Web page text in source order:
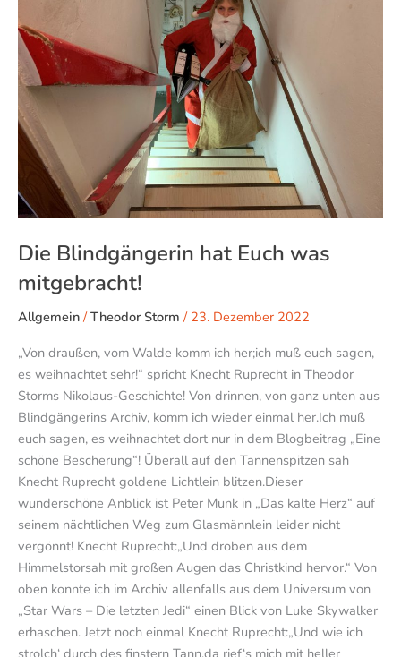
Die Blindgängerin hat Euch was
mitgebracht!
Allgemein /Theodor Storm / 23. Dezember 2022
„Von draußen, vom Walde komm ich her;ich muß euch sagen,
es weihnachtet sehr!“ spricht Knecht Ruprecht in Theodor
Storms Nikolaus-Geschichte! Von drinnen, von ganz unten aus
Blindgängerins Archiv, komm ich wieder einmal her.Ich muß
euch sagen, es weihnachtet dort nur in dem Blogbeitrag „Eine
schöne Bescherung“! Überall auf den Tannenspitzen sah
Knecht Ruprecht goldene Lichtlein blitzen.Dieser
wunderschöne Anblick ist Peter Munk in „Das kalte Herz“ auf
seinem nächtlichen Weg zum Glasmännlein leider nicht
vergönnt! Knecht Ruprecht:„Und droben aus dem
Himmelstorsah mit großen Augen das Christkind hervor.“ Von
oben konnte ich im Archiv allenfalls aus dem Universum von
„Star Wars – Die letzten Jedi“ einen Blick von Luke Skywalker
erhaschen. Jetzt noch einmal Knecht Ruprecht:„Und wie ich
Euch
was
mitgebracht!